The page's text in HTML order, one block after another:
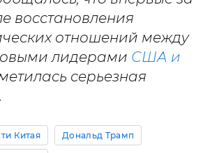
восстановления
отношений между
лидерами США и
серьезная
Китая Дональд Трамп